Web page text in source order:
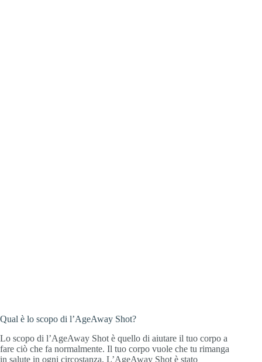
Qual è lo scopo di l’AgeAway Shot?
Lo scopo di l’AgeAway Shot è quello di aiutare il tuo corpo a
fare ciò che fa normalmente. Il tuo corpo vuole che tu rimanga
in salute in ogni circostanza. L’AgeAway Shot è stato